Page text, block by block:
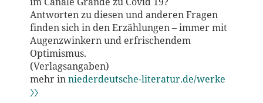
Antworten zu diesen und anderen Fragen
finden sich in den Erzählungen – immer mit
Augenzwinkern und erfrischendem
Optimismus.
(Verlagsangaben)
mehr inniederdeutsche-literatur.de/werke
〉〉